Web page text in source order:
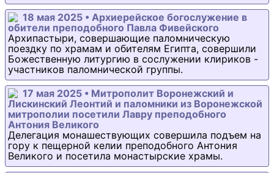
18 мая 2025 • Архиерейское богослужение в
обители преподобного Павла Фивейского
Архипастыри, совершающие паломническую
поездку по храмам и обителям Египта, совершили
Божественную литургию в сослужении клириков -
участников паломнической группы.
17 мая 2025 • Митрополит Воронежский и
Лискинский Леонтий и паломники из Воронежской
митрополии посетили Лавру преподобного
Антония Великого
Делегация монашествующих совершила подъем на
гору к пещерной келии преподобного Антония
Великого и посетила монастырские храмы.